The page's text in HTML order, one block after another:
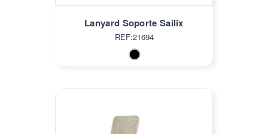
Lanyard Soporte Sailix
REF:21694